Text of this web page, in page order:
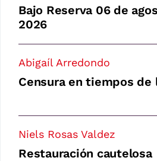
Bajo Reserva 06 de
2026
Abigaíl Arredondo
Censura en tiempos de
Niels Rosas Valdez
Restauración cautelosa